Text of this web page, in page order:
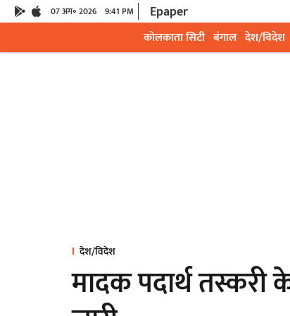
07 अग॰ 2026 9:41 PM Epaper
कोलकाता सिटी बंगाल देश/विदेश
देश/विदेश
मादक पदार्थ तस्करी